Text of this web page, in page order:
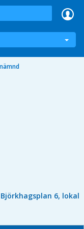
6, lokal